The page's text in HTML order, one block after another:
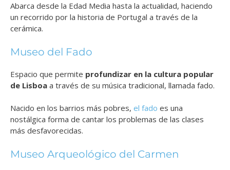
Abarca desde la Edad Media hasta la actualidad, haciendo
un recorrido por la historia de Portugal a través de la
cerámica.
Museo del Fado
Espacio que permite profundizar en la cultura popular
de Lisboa a través de su música tradicional, llamada fado.
Nacido en los barrios más pobres, el fado es una
nostálgica forma de cantar los problemas de las clases
más desfavorecidas.
Museo Arqueológico del Carmen